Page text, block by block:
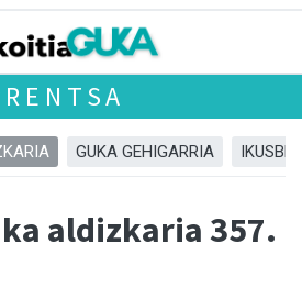
GUKA GEHIGARRIA
aldizkaria 357.